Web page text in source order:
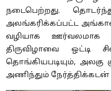
நடைபெற்றது.
அலங்கரிக்கப்பட்ட
வழியாக ஊர்வலமாக
திருவிழாவை ஒட்டி
தொங்கியபடியும், அலகு
அணிந்தும் நேர்த்திக்கடன்